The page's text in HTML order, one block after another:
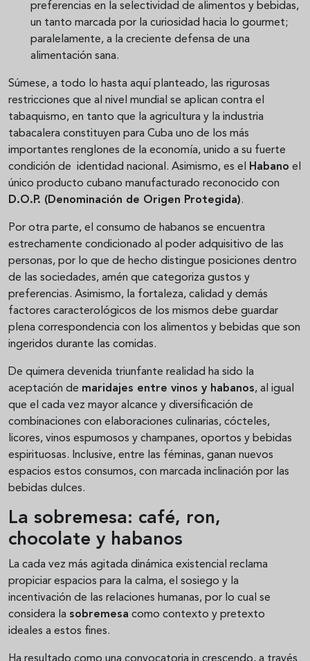
preferencias en la selectividad de alimentos y bebidas,
un tanto marcada por la curiosidad hacia lo gourmet;
paralelamente, a la creciente defensa de una
alimentación sana.
Súmese, a todo lo hasta aquí planteado, las rigurosas
restricciones que al nivel mundial se aplican contra el
tabaquismo, en tanto que la agricultura y la industria
tabacalera constituyen para Cuba uno de los más
importantes renglones de la economía, unido a su fuerte
condición de identidad nacional. Asimismo, es el Habano el
único producto cubano manufacturado reconocido con
D.O.P. (Denominación de Origen Protegida).
Por otra parte, el consumo de habanos se encuentra
estrechamente condicionado al poder adquisitivo de las
personas, por lo que de hecho distingue posiciones dentro
de las sociedades, amén que categoriza gustos y
preferencias. Asimismo, la fortaleza, calidad y demás
factores caracterológicos de los mismos debe guardar
plena correspondencia con los alimentos y bebidas que son
ingeridos durante las comidas.
De quimera devenida triunfante realidad ha sido la
aceptación de maridajes entre vinos y habanos, al igual
que el cada vez mayor alcance y diversificación de
combinaciones con elaboraciones culinarias, cócteles,
licores, vinos espumosos y champanes, oportos y bebidas
espirituosas. Inclusive, entre las féminas, ganan nuevos
espacios estos consumos, con marcada inclinación por las
bebidas dulces.
La sobremesa: café, ron,
chocolate y habanos
La cada vez más agitada dinámica existencial reclama
propiciar espacios para la calma, el sosiego y la
incentivación de las relaciones humanas, por lo cual se
considera la sobremesa como contexto y pretexto
ideales a estos fines.